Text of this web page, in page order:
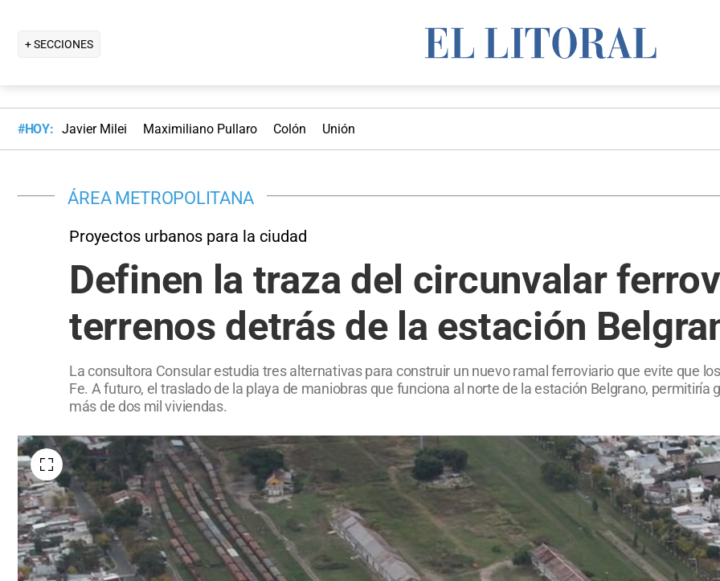
+ SECCIONES
#HOY: Javier Milei Maximiliano Pullaro Colón Unión
ÁREA METROPOLITANA
Proyectos urbanos para la ciudad
Definen la traza del circunvalar
terrenos detrás de la estación
La consultora Consular estudia tres alternativas para construir un nuevo ramal ferroviario que evite que
Fe. A futuro, el traslado de la playa de maniobras que funciona al norte de la estación Belgrano,
más de dos mil viviendas.